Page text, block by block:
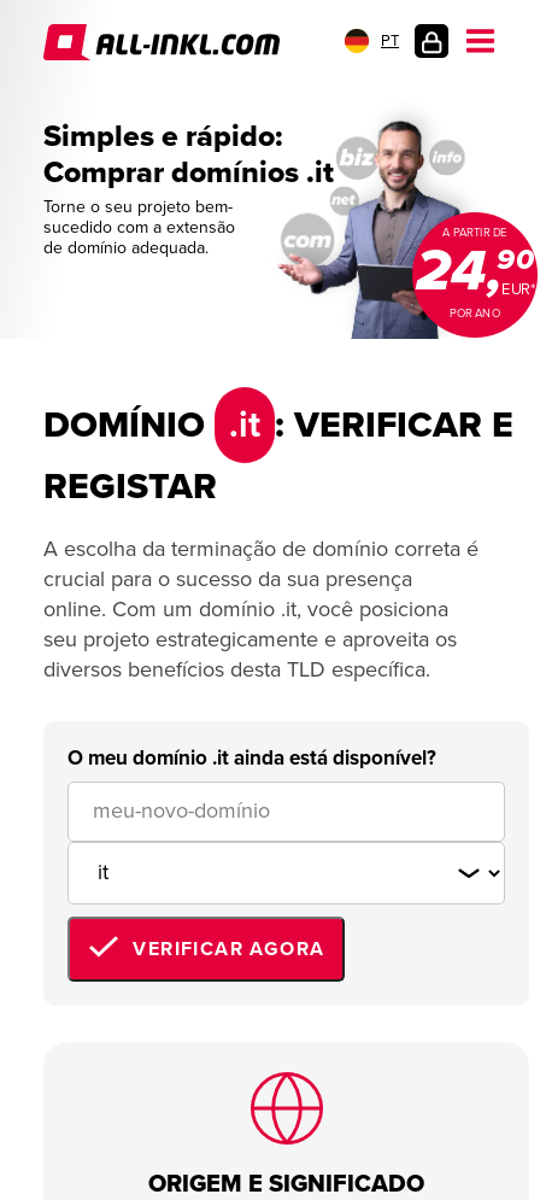
PT
CLIENTE
Simples e rápido:
Comprar domínios .it
Torne o seu projeto bem-
sucedido com a extensão
de domínio adequada.
A PARTIR DE
24,EUR*
90
POR ANO
DOMÍNIO .it : VERIFICAR E
REGISTAR
A escolha da terminação de domínio correta é
crucial para o sucesso da sua presença
online. Com um domínio .it, você posiciona
seu projeto estrategicamente e aproveita os
diversos benefícios desta TLD específica.
O meu domínio .it ainda está disponível?
VERIFICAR AGORA
ORIGEM E SIGNIFICADO